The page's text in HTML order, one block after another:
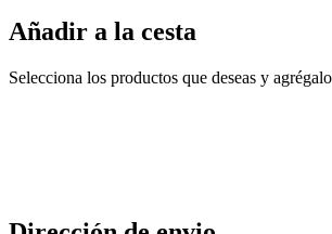
Añadir a la cesta
Selecciona los productos que deseas y